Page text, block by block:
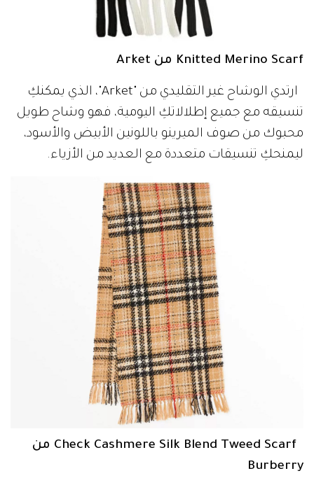
Knitted Merino Scarf من Arket
ارتدي الوشاح غير التقليدي من "Arket"، الذي يمكنكِ
تنسيقه مع جميع إطلالاتكِ اليومية، فهو وشاح طويل
محبوك من صوف الميرينو باللونين الأبيض والأسود،
ليمنحكِ تنسيقات متعددة مع العديد من الأزياء.
Check Cashmere Silk Blend Tweed Scarf من
Burberry